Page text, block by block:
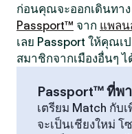
ก่อนคุณจะออกเดินทา
Passport™ จาก แพลน
เลย Passport ให้คุณเ
สมาชิกจากเมืองอื่นๆ ไ
Passport™ ที่
เตรียม Match กับ
จะเป็นเชียงใหม่